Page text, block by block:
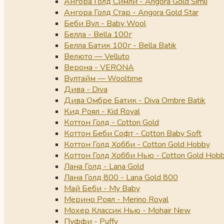
Ангора Голд Стар - Angora Gold Star
Беби Вул - Baby Wool
Белла - Bella 100г
Белла Батик 100г - Bella Batik
Велюто — Velluto
Верона - VERONA
Вултайм — Wooltime
Дива - Diva
Дива Омбре Батик - Diva Ombre Batik
Кид Роял - Kid Royal
Коттон Голд - Cotton Gold
Коттон Беби Софт - Cotton Baby Soft
Коттон Голд Хобби - Cotton Gold Hobby
Коттон Голд Хобби Нью - Cotton Gold
Лана Голд - Lana Gold
Лана Голд 800 - Lana Gold 800
Май Беби - My Baby
Мерино Роял - Merino Royal
Мохер Классик Нью - Mohair New
Пуффи - Puffy